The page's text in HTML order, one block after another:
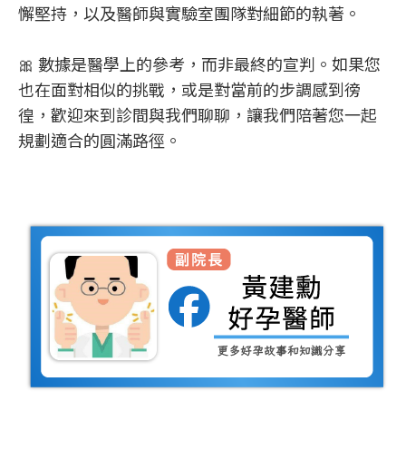
懈堅持，以及醫師與實驗室團隊對細節的執著。
🎀 數據是醫學上的參考，而非最終的宣判。如果您
也在面對相似的挑戰，或是對當前的步調感到徬
徨，歡迎來到診間與我們聊聊，讓我們陪著您一起
規劃適合的圓滿路徑。
門診資訊